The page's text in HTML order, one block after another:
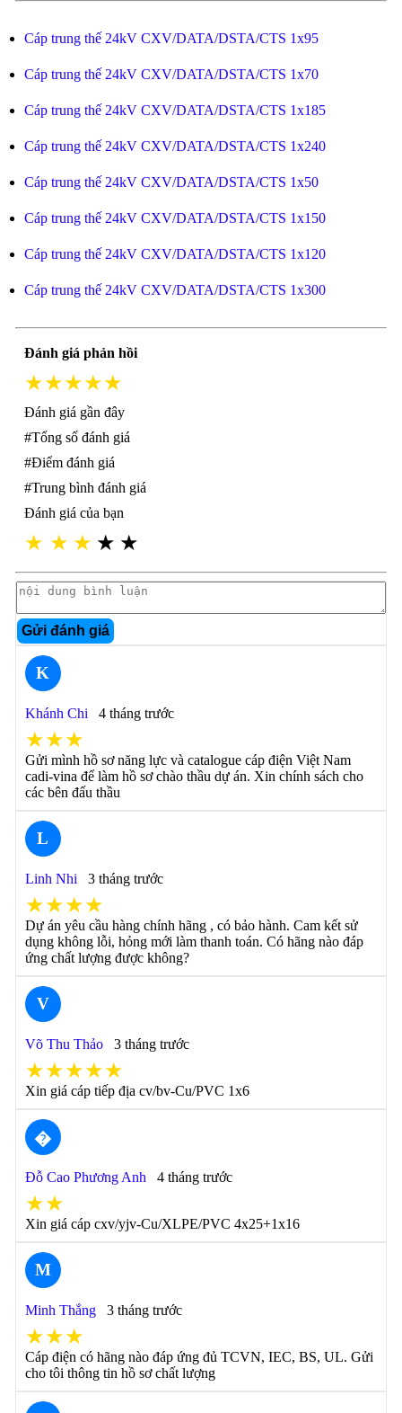
Cáp trung thế 24kV CXV/DATA/DSTA/CTS 1x95
Cáp trung thế 24kV CXV/DATA/DSTA/CTS 1x70
Cáp trung thế 24kV CXV/DATA/DSTA/CTS 1x185
Cáp trung thế 24kV CXV/DATA/DSTA/CTS 1x240
Cáp trung thế 24kV CXV/DATA/DSTA/CTS 1x50
Cáp trung thế 24kV CXV/DATA/DSTA/CTS 1x150
Cáp trung thế 24kV CXV/DATA/DSTA/CTS 1x120
Cáp trung thế 24kV CXV/DATA/DSTA/CTS 1x300
Đánh giá phản hồi
★★★★★
Đánh giá gần đây
#Tổng số đánh giá
#Điểm đánh giá
#Trung bình đánh giá
Đánh giá của bạn
★ ★ ★ ★ ★
Gửi đánh giá
K
Khánh Chi 4 tháng trước
★★★
Gửi mình hồ sơ năng lực và catalogue cáp điện Việt Nam
cadi-vina để làm hồ sơ chào thầu dự án. Xin chính sách cho
các bên đấu thầu
L
Linh Nhi 3 tháng trước
★★★★
Dự án yêu cầu hàng chính hãng , có bảo hành. Cam kết sử
dụng không lỗi, hỏng mới làm thanh toán. Có hãng nào đáp
ứng chất lượng được không?
V
Võ Thu Thảo 3 tháng trước
★★★★★
Xin giá cáp tiếp địa cv/bv-Cu/PVC 1x6
�
Đỗ Cao Phương Anh 4 tháng trước
★★
Xin giá cáp cxv/yjv-Cu/XLPE/PVC 4x25+1x16
M
Minh Thắng 3 tháng trước
★★★
Cáp điện có hãng nào đáp ứng đủ TCVN, IEC, BS, UL. Gửi
cho tôi thông tin hồ sơ chất lượng